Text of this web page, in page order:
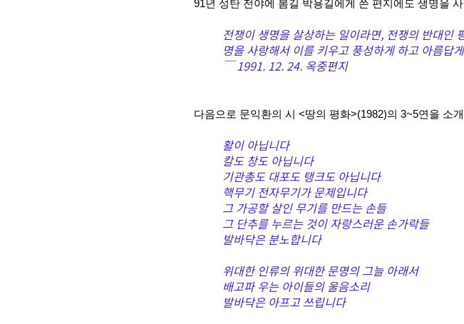
91년 성탄 전야에 봄길 박용길에게 쓴 편지에도 생명을
전쟁이 생명을 살상하는 일이라면, 전쟁의 반대인
명을 사랑해서 이를 키우고 풍성하게 하고 아름답
￣ 1991. 12. 24. 옥중편지
다음으로 문익환의 시 <땅의 평화>(1982)의 3~5연을 소
활이 아닙니다
칼도 창도 아닙니다
기관총도 대포도 탱크도 아닙니다
핵무기 전자무기가 문제입니다
그 가공할 살인 무기를 만드는 손들
그 단추를 누르는 것이 자랑스러운 손가락들
발바닥은 분노합니다
위대한 인류의 위대한 문명의 그늘 아래서
배고파 우는 아이들의 울음소리
발바닥은 아프고 쓰립니다